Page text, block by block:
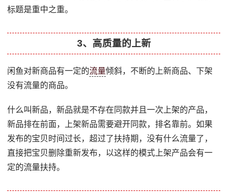
标题是重中之重。
3、高质量的上新
闲鱼对新商品有一定的流量倾斜，不断的上新商品、下架
没有流量的商品。
什么叫新品，新品就是不存在同款并且一次上架的产品，
新品排在前面，上架新品需要避开同款，排名靠前。如果
发布的宝贝时间过长，超过了扶持期，没有什么流量了，
直接把宝贝删除重新发布，以这样的模式上架产品会有一
定的流量扶持。